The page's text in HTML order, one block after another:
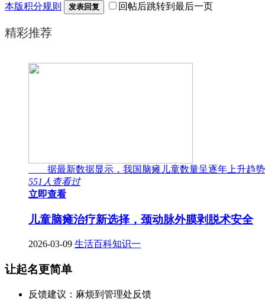
本版积分规则 发表回复 回帖后跳转到最后一页
精彩推荐
据最新数据显示，我国脑瘫儿童数量呈逐年上升趋势
551人查看过
立即查看
儿童脑瘫治疗新选择，颈动脉外膜剥脱术安全
2026-03-09 生活百科知识一
让起名更简单
反馈建议：麻烦到管理处反馈